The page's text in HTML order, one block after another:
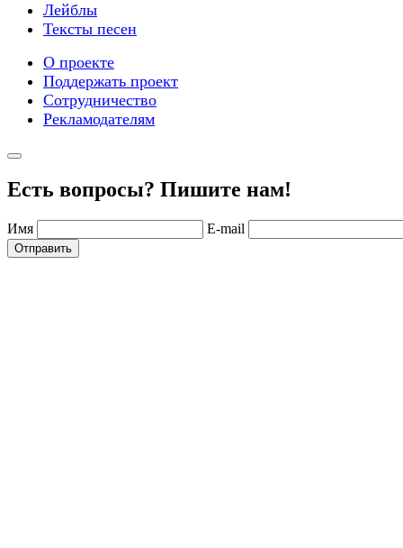
Лейблы
Тексты песен
О проекте
Поддержать проект
Сотрудничество
Рекламодателям
Есть вопросы? Пишите нам!
Имя E-mail